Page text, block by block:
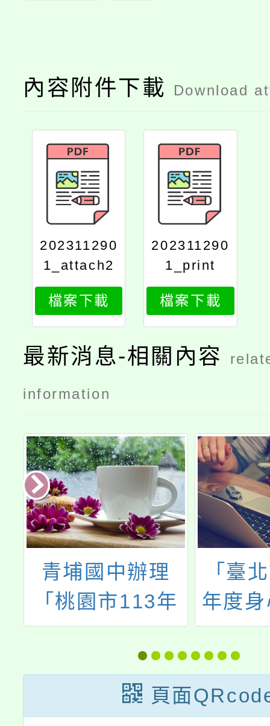
內容附件下載 Download
202311290
1_attach2
檔案下載
202311290
1_print
檔案下載
最新消息-相關內容
information
青埔國中辦理
「桃園市113年
度加強各校教職
員及家長特教知
能研習」一案，
敬請踴躍報名參
「臺
年度
生十
置高
頁面